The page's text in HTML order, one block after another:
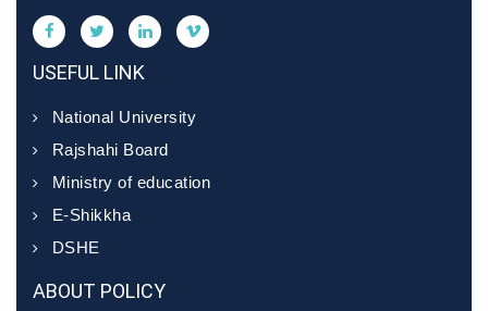
USEFUL LINK
National University
Rajshahi Board
Ministry of education
E-Shikkha
DSHE
ABOUT POLICY